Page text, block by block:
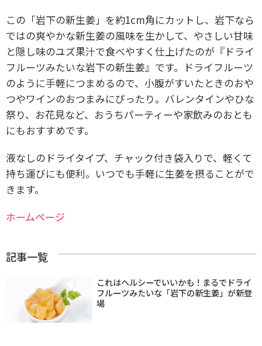
この「岩下の新生姜」を約1cm角にカットし、岩下なら
ではの爽やかな新生姜の風味を生かして、やさしい甘味
と隠し味のユズ果汁で食べやすく仕上げたのが『ドライ
フルーツみたいな岩下の新生姜』です。ドライフルーツ
のように手軽につまめるので、小腹がすいたときのおや
つやワインのおつまみにぴったり。バレンタインやひな
祭り、お花見など、おうちパーティーや家飲みのおとも
にもおすすめです。
液なしのドライタイプ、チャック付き袋入りで、軽くて
持ち運びにも便利。いつでも手軽に生姜を摂ることがで
きます。
ホームページ
記事一覧
これはヘルシーでいいかも！まるでドライ
フルーツみたいな「岩下の新生姜」が新登
場